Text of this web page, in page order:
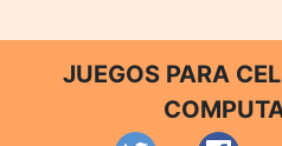
JUEGOS PARA